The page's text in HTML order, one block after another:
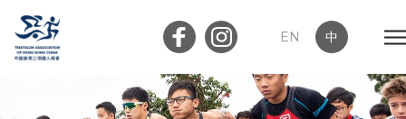
EN 中
會員登入 屬會登入